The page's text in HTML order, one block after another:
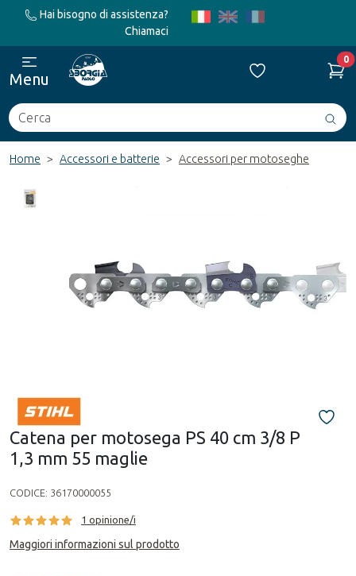
Hai bisogno di assistenza?
Chiamaci
Cerca
0
Menu
Home Accessori e batterie Accessori per motoseghe
Catena per motosega PS 40 cm 3/8 P
1,3 mm 55 maglie
CODICE: 36170000055
1 opinione/i
Maggiori informazioni sul prodotto